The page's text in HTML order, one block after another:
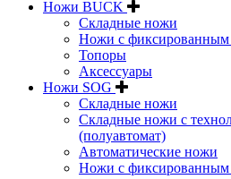
Ножи BUCK
Складные ножи
Ножи с фиксированным
Топоры
Аксессуары
Ножи SOG
Складные ножи
Складные ножи с
(полуавтомат)
Автоматические ножи
Ножи с фиксированным